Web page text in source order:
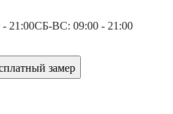
21:00СБ-ВС: 09:00 - 21:00
замер